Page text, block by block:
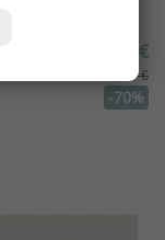
20,69 €
68,97 €
-70%